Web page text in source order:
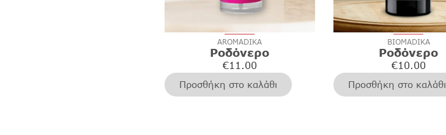
AROMADIKA
Ροδόνερο
€11.00
Προσθήκη στο καλάθι
BIOMADIKA
Ροδόνερο
€10.00
Προσθήκη στο καλάθι